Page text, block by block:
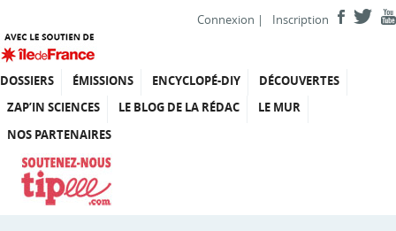
Connexion | Inscription
DOSSIERS ÉMISSIONS ENCYCLOPÉ-DIY
DÉCOUVERTES
ZAP’IN SCIENCES
LE BLOG DE LA RÉDAC
LE MUR
NOS PARTENAIRES